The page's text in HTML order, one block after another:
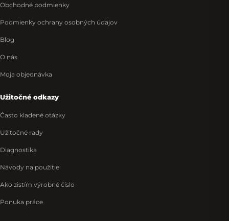
Obchodné podmienky
Podmienky ochrany osobných údajov
Blog
O nás
Moja objednávka
Užitočné odkazy
Často kladené otázky
Užitočné rady
Diagnostika
Návody na použitie
Ako zistím výrobné číslo
Ponuka práce